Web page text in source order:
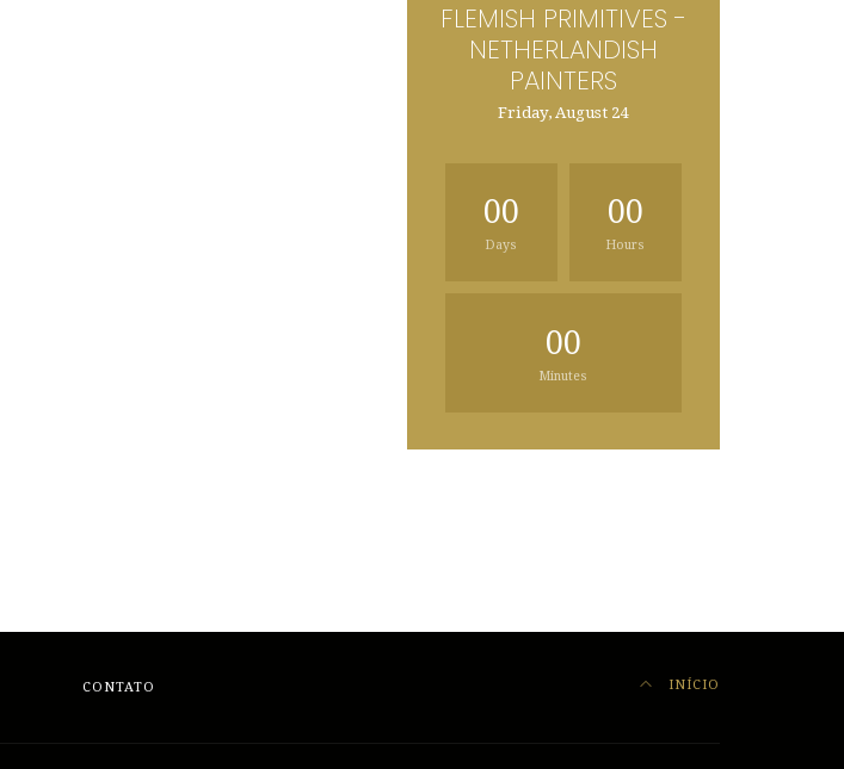
FLEMISH PRIMITIVES -
NETHERLANDISH
PAINTERS
Friday, August 24
00
Days
00
Hours
00
Minutes
CONTATO INÍCIO